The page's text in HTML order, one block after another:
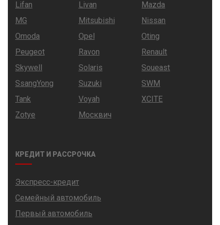
Lifan
Livan
Mazda
MG
Mitsubishi
Nissan
Omoda
Opel
Oting
Peugeot
Ravon
Renault
Skywell
Solaris
Soueast
SsangYong
Suzuki
SWM
Tank
Voyah
XCITE
Zotye
Москвич
КРЕДИТ И РАССРОЧКА
Экспресс-кредит
Семейный автомобиль
Первый автомобиль